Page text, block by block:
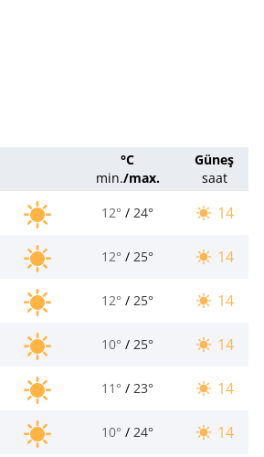
°C
min./max.
Güneş
saat
12° / 24° 14
12° / 25° 14
12° / 25° 14
10° / 25° 14
11° / 23° 14
10° / 24° 14